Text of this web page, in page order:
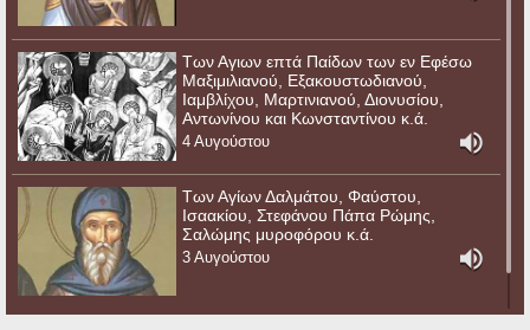
Των Αγιων επτά Παίδων των εν Εφέσω
Μαξιμιλιανού, Εξακουστωδιανού,
Ιαμβλίχου, Μαρτινιανού, Διονυσίου,
Αντωνίνου και Κωνσταντίνου κ.ά.
4 Αυγούστου
Των Αγίων Δαλμάτου, Φαύστου,
Ισαακίου, Στεφάνου Πάπα Ρώμης,
Σαλώμης μυροφόρου κ.ά.
3 Αυγούστου